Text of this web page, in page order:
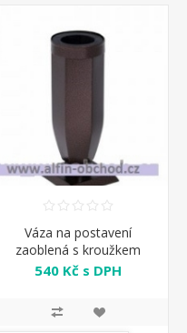
Váza na postavení
zaoblená s kroužkem
staroměď
540 Kč s DPH